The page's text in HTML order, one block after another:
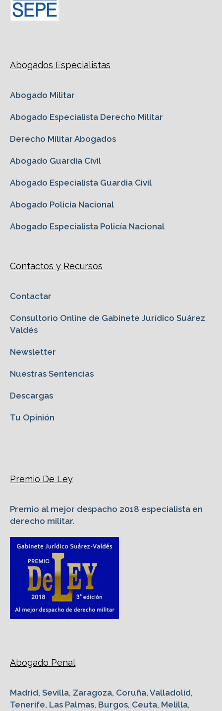
Abogados Especialistas
Abogado Militar
Abogado Especialista Derecho Militar
Derecho Militar Abogados
Abogado Guardia Civil
Abogado Especialista Guardia Civil
Abogado Policía Nacional
Abogado Especialista Policía Nacional
Contactos y Recursos
Contactar
Consultorio Online de Gabinete Jurídico Suárez
Valdés
Newsletter
Nuestras Sentencias
Descargas
Tu Opinión
Premio De Ley
Premio al mejor despacho 2018 especialista en
derecho militar.
Abogado Penal
Madrid, Sevilla, Zaragoza, Coruña, Valladolid,
Tenerife, Las Palmas, Burgos, Ceuta, Melilla,